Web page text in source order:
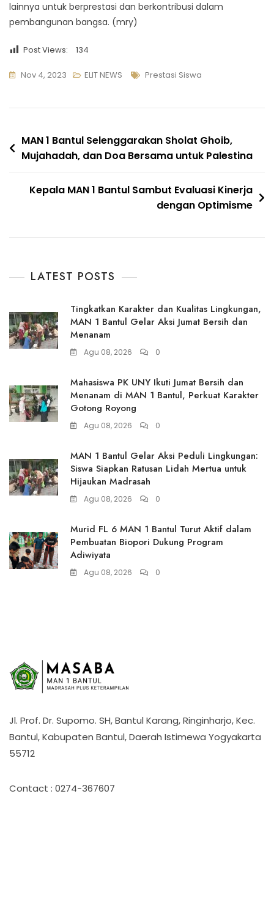
lainnya untuk berprestasi dan berkontribusi dalam
pembangunan bangsa. (mry)
Post Views: 134
Nov 4, 2023 ELIT NEWS Tags
Prestasi Siswa
Navigasi
pos
MAN 1 Bantul Selenggarakan Sholat Ghoib,
Mujahadah, dan Doa Bersama untuk Palestina
Kepala MAN 1 Bantul Sambut Evaluasi Kinerja
dengan Optimisme
LATEST POSTS
Tingkatkan Karakter dan Kualitas Lingkungan,
MAN 1 Bantul Gelar Aksi Jumat Bersih dan
Menanam
Agu 08, 2026 0
Mahasiswa PK UNY Ikuti Jumat Bersih dan
Menanam di MAN 1 Bantul, Perkuat Karakter
Gotong Royong
Agu 08, 2026 0
MAN 1 Bantul Gelar Aksi Peduli Lingkungan:
Siswa Siapkan Ratusan Lidah Mertua untuk
Hijaukan Madrasah
Agu 08, 2026 0
Murid FL 6 MAN 1 Bantul Turut Aktif dalam
Pembuatan Biopori Dukung Program
Adiwiyata
Agu 08, 2026 0
Jl. Prof. Dr. Supomo. SH, Bantul Karang, Ringinharjo, Kec.
Bantul, Kabupaten Bantul, Daerah Istimewa Yogyakarta
55712
Contact : 0274-367607